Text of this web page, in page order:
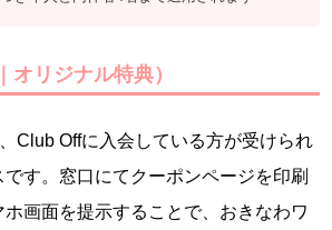
リジナル特典）
Club Offに入会している方が受けられ
す。窓口にてクーポンページを印刷
ホ画面を提示することで、おきなわワ